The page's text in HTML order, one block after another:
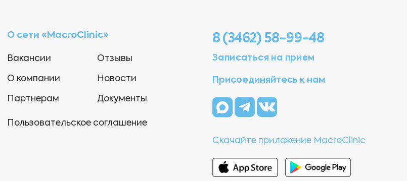
О сети «MacroClinic»
Вакансии
О компании
Партнерам
Отзывы
Новости
Документы
Пользовательское соглашение
8 (3462) 58-99-48
Записаться на прием
Присоединяйтесь к нам
Скачайте приложение MacroClinic